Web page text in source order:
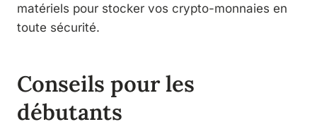
matériels pour stocker vos crypto-monnaies en
toute sécurité.
Conseils pour les
débutants